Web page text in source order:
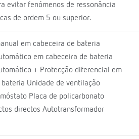
evitar fenómenos de ressonância
de ordem 5 ou superior.
em cabeceira de bateria
em cabeceira de bateria
+ Protecção diferencial em
bateria Unidade de ventilação
Placa de policarbonato
directos Autotransformador